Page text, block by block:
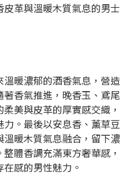
革與溫暖木質氣息的男士
暖濃郁的酒香氣息，營造
香氣推進，晚香玉、鳶尾
美與皮革的厚實感交織，
。最後以安息香、薰草豆
暖木質氣息融合，留下濃
體香調充滿東方奢華感，
感的男性魅力。